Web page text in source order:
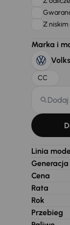
Z
Marka i
CC
Linia
Generacja
Cena
Rata
Rok
Przebieg